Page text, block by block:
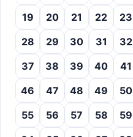
19
20 21 22 23
28
29 30 31 32
37
38 39 40 41
46
47 48 49 50
55
56 57 58 59